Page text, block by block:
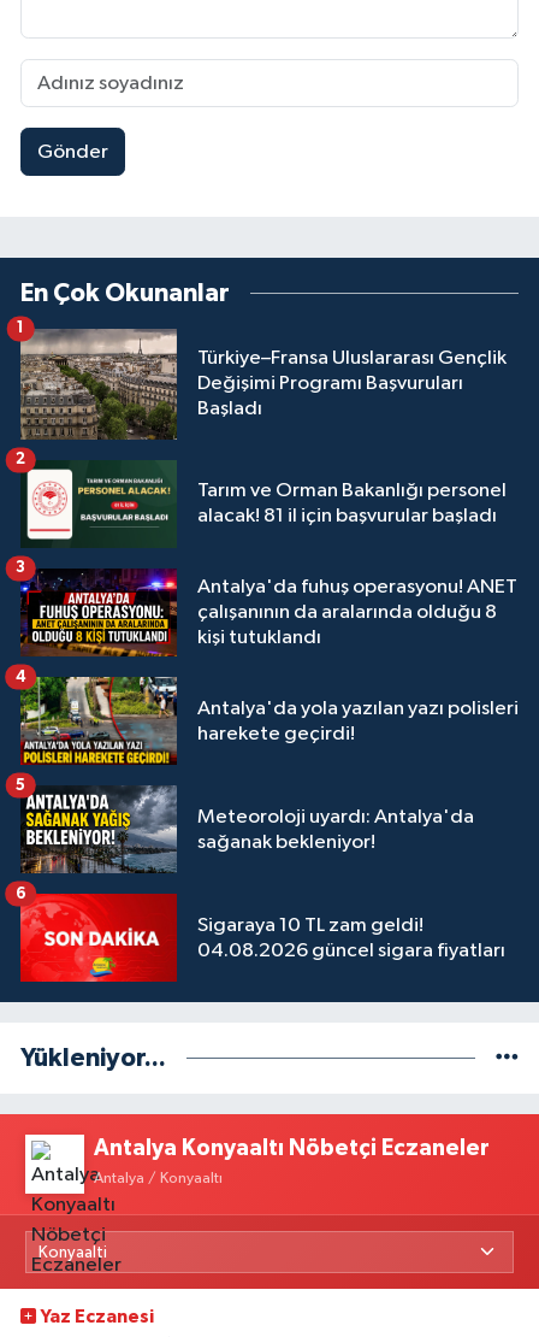
Gönder
En Çok Okunanlar
Türkiye–Fransa Uluslararası Gençlik
Değişimi Programı Başvuruları
Başladı
1
Tarım ve Orman Bakanlığı personel
alacak! 81 il için başvurular başladı
2
Antalya'da fuhuş operasyonu! ANET
çalışanının da aralarında olduğu 8
kişi tutuklandı
3
Antalya'da yola yazılan yazı polisleri
harekete geçirdi!
4
Meteoroloji uyardı: Antalya'da
sağanak bekleniyor!
5
Sigaraya 10 TL zam geldi!
04.08.2026 güncel sigara fiyatları
6
Yükleniyor...
Antalya Konyaaltı Nöbetçi Eczaneler
Antalya / Konyaaltı
Yaz Eczanesi